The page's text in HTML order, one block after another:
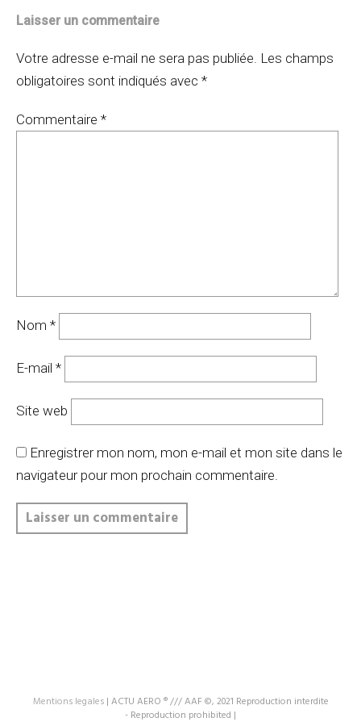
Laisser un commentaire
Votre adresse e-mail ne sera pas publiée. Les champs
obligatoires sont indiqués avec *
Commentaire *
Nom *
E-mail *
Site web
Enregistrer mon nom, mon e-mail et mon site dans le
navigateur pour mon prochain commentaire.
Mentions legales | ACTU AERO ® /// AAF ©, 2021 Reproduction interdite
- Reproduction prohibited |